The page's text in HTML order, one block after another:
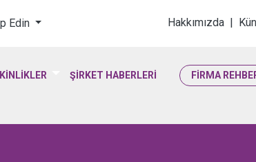
& Yaşam
Edin Hakkımızda |
ŞİRKET HABERLERİ FİRMA